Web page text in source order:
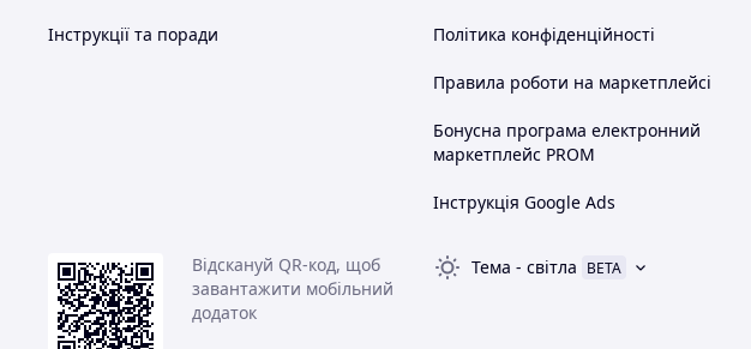
Інструкції та поради Політика конфіденційності
Правила роботи на маркетплейсі
Бонусна програма електронний
маркетплейс PROM
Інструкція Google Ads
Відскануй QR-код, щоб
завантажити мобільний
додаток
Тема - світла BETA